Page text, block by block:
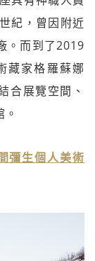
紀，曾因附近
。而到了2019
藏家格羅蘇娜
合展覽空間、
彌生個人美術